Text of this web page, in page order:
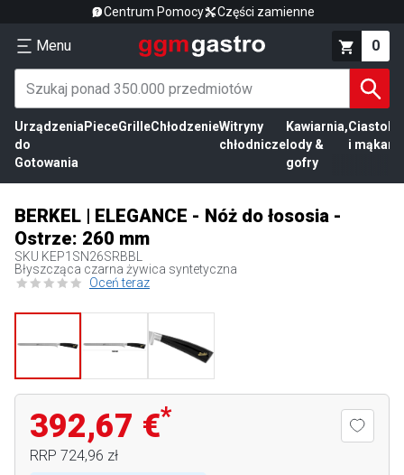
Centrum Pomocy Części zamienne
Menu 0
Urządzenia
do
Gotowania
PieceGrilleChłodzenieWitryny
chłodnicze
Kawiarnia,
lody &
gofry
Ciasto
i mąka
BERKEL | ELEGANCE - Nóż do łososia -
Ostrze: 260 mm
SKU KEP1SN26SRBBL
Błyszcząca czarna żywica syntetyczna
Oceń teraz
392,67 €*
RRP 724,96 zł